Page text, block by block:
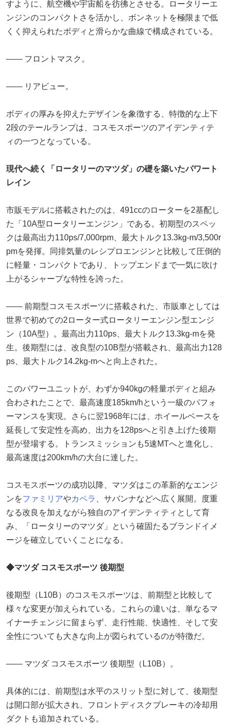
すように、航空機や宇宙船を彷彿とさせる。ロータリーエ
ンジンのコンパクトさを活かし、ボンネットを極限まで低
くく抑えられたボディと滑らかな曲線で構成されている。
―― フロントマスク。
―― リアビュー。
ボディの厚みを抑えたデザインを象徴する、特徴的な上下
2段のテールランプは、コスモスポーツのアイデンティテ
ィの一つとなっている。
現代へ続く「ロータリーのマツダ」の礎を築いたパワート
レイン
市販モデルに搭載されたのは、491ccのローターを2基配し
た「10A型ロータリーエンジン」である。初期型のスペッ
クは最高出力110ps/7,000rpm、最大トルク13.3kg-m/3,500r
pmを発揮。同排気量のレシプロエンジンと比較して圧倒的
に軽量・コンパクトであり、トップエンドまで一気に吹け
上がるシャープな特性を誇った。
―― 前期型コスモスポーツに搭載された、市販車としては
世界で初めての2ローター式ロータリーエンジン型エンジ
ン（10A型）。最高出力110ps、最大トルク13.3kg-mを発
生。後期型には、改良型の10B型が搭載され、最高出力128
ps、最大トルク14.2kg-mへと向上された。
このパワーユニットが、わずか940kgの軽量ボディと組み
合わされたことで、最高速度185km/hという一級のパフォ
ーマンスを実現。さらに翌1968年には、ホイールベースを
延長して安定性を高め、出力を128psへと引き上げた後期
型が登場する。トランスミッションも5速MTへと進化し、
最高速度は200km/hの大台に達した。
コスモスポーツの成功以降、マツダはこの革新的なエンジ
ンをファミリアやカペラ
、サバンナなどへ広く展開。度重
なる改良を加えながら独自のアイデンティティとして育
み、「ロータリーのマツダ」という確固たるブランドイメ
ージを確立していくことになる。
◆マツダ コスモスポーツ 後期型
後期型（L10B）のコスモスポーツは、前期型と比較して
様々な変更が加えられている。これらの違いは、単なるマ
イナーチェンジに留まらず、走行性能、快適性、そして安
全性についても大きな向上が図られているのが特徴だ。
―― マツダ コスモスポーツ 後期型（L10B）。
具体的には、前期型は水平のスリット型に対して、後期型
は開口部が拡大され、フロントディスクブレーキの冷却用
ダクトも追加されている。